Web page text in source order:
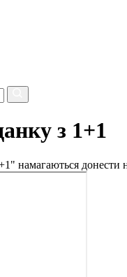
з 1+1
намагаються донести